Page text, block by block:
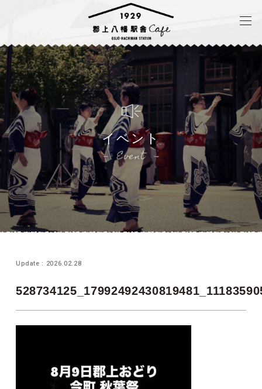
イベント
Event
Update : 2026.02.28